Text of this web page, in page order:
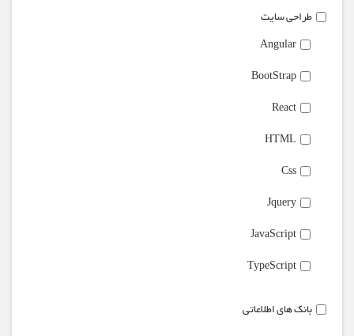
طراحی سایت
Angular
BootStrap
React
HTML
Css
Jquery
JavaScript
TypeScript
بانک های اطلاعاتی